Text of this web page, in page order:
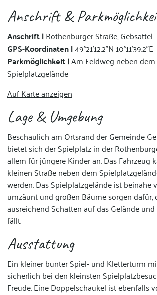
Anschrift &
Anschrift |Rothenburger Straße, Gebsattel
GPS-Koordinaten |49°21'12.2"N 10°11'39.2"E
Parkmöglichkeit |Am Feldweg neben dem
Spielplatzgelände
Auf Karte anzeigen
Lage & Umgebung
Beschaulich am Ortsrand der Gemeinde
bietet sich der Spielplatz in der
allem für jüngere Kinder an. Das Fahrzeug
kleinen Straße neben dem
werden. Das Spielplatzgelände ist beinahe
umzäunt und großen Bäume sorgen dafür,
ausreichend Schatten auf das Gelände
fällt.
Ausstattung
Ein kleiner bunter Spiel- und Kletterturm
sicherlich bei den kleinsten
Freude. Eine Doppelschaukel ist ebenfalls